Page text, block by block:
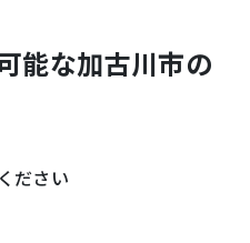
能な加古川市の
ださい